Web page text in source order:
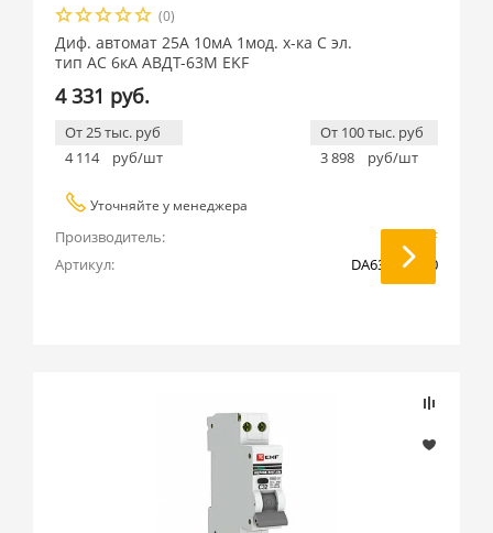
(0)
Диф. автомат 25А 10мА 1мод. х-ка С эл.
тип AС 6кА АВДТ-63М EKF
4 331 руб.
От 25 тыс. руб
4 114
руб/шт
От 100 тыс. руб
3 898
руб/шт
Уточняйте у менеджера
Производитель:
EKF
Артикул:
DA63M-25-10